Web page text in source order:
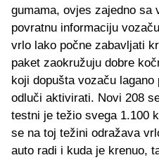
gumama, ovjes zajedno sa
povratnu informaciju
vrlo lako počne zabavljati
paket zaokružuju dobre
koji dopušta vozaču
odluči aktivirati. Novi 208
testni je težio svega 1.100
se na toj težini odražava
auto radi i kuda je krenuo,